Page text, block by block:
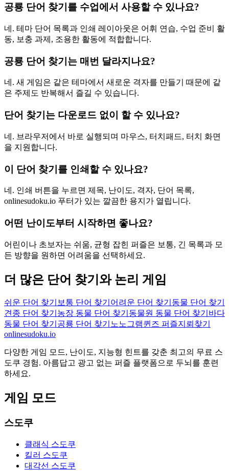
공룡 단어 찾기를 수업에서 사용할 수 있나요?
네. 테마 단어 목록과 인쇄 레이아웃은 어휘 연습, 수업 준비 활
동, 보충 과제, 조용한 활동에 적합합니다.
공룡 단어 찾기는 매번 달라지나요?
네. 새 게임은 같은 테마에서 새로운 격자를 만들기 때문에 같
은 주제도 반복해서 즐길 수 있습니다.
단어 찾기는 다운로드 없이 할 수 있나요?
네. 브라우저에서 바로 실행되며 마우스, 터치패드, 터치 화면
을 지원합니다.
이 단어 찾기를 인쇄할 수 있나요?
네. 인쇄 버튼을 누르면 제목, 난이도, 격자, 단어 목록,
onlinesudoku.io 푸터가 있는 깔끔한 용지가 열립니다.
어떤 난이도부터 시작하면 좋나요?
어린이나 초보자는 쉬움, 균형 잡힌 퍼즐은 보통, 긴 목록과 모
든 방향을 원하면 어려움을 선택하세요.
더 많은 단어 찾기와 논리 게임
쉬운 단어 찾기 보통 단어 찾기 어려운 단어 찾기 동물 단어 찾기
견종 단어 찾기 농장 동물 단어 찾기 동물원 동물 단어 찾기 바다
동물 단어 찾기 공룡 단어 찾기 노노그램퀸즈 퍼즐지뢰찾기
onlinesudoku.io
다양한 게임 모드, 난이도, 지능형 힌트를 갖춘 최고의 무료 스
도쿠 경험. 아름답고 광고 없는 퍼즐 플랫폼으로 두뇌를 훈련
하세요.
게임 모드
스도쿠
클래식 스도쿠
킬러 스도쿠
대각선 스도쿠